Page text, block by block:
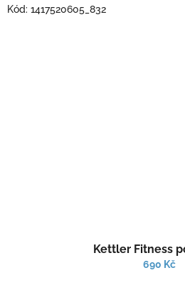
Kettler Fitness
690 Kč
Kód: 1417520605_832